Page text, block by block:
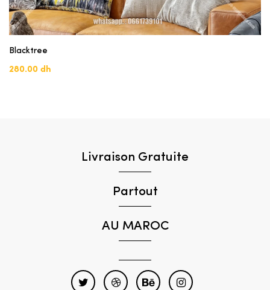
Blacktree
280.00 dh
Livraison Gratuite
Partout
AU MAROC